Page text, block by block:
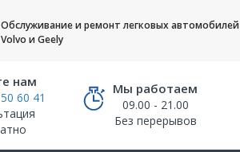
Обслуживание и ремонт легковых автомобилей
Volvo и Geely
нам
60 41
Мы работаем
09.00 - 21.00
Без перерывов